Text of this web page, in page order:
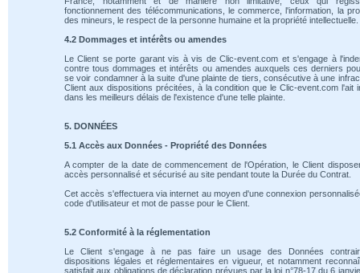
fonctionnement des télécommunications, le commerce, l'information, la
des mineurs, le respect de la personne humaine et la propriété intellectuelle.
4.2 Dommages et intérêts ou amendes
Le Client se porte garant vis à vis de Clic-event.com et s'engage à
contre tous dommages et intérêts ou amendes auxquels ces derniers
se voir condamner à la suite d'une plainte de tiers, consécutive à une
Client aux dispositions précitées, à la condition que le Clic-event.com l'ait
dans les meilleurs délais de l'existence d'une telle plainte.
5. DONNÉES
5.1 Accès aux Données - Propriété des Données
A compter de la date de commencement de l'Opération, le Client
accès personnalisé et sécurisé au site pendant toute la Durée du Contrat.
Cet accès s'effectuera via internet au moyen d'une connexion
code d'utilisateur et mot de passe pour le Client.
5.2 Conformité à la réglementation
Le Client s'engage à ne pas faire un usage des Données
dispositions légales et réglementaires en vigueur, et notamment
satisfait aux obligations de déclaration prévues par la loi n°78-17 du 6